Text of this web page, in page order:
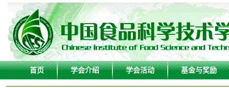
首页 学会介绍 学会活动 基金与奖励